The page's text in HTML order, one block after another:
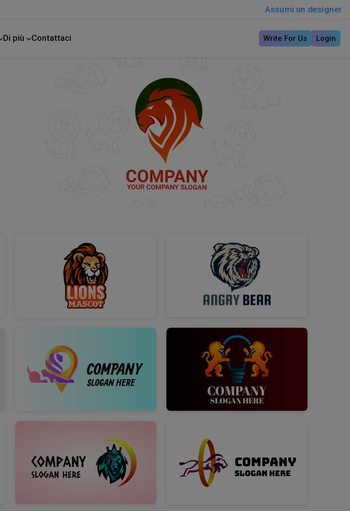
Assumi un designer
Di più Contattaci Write For Us Login